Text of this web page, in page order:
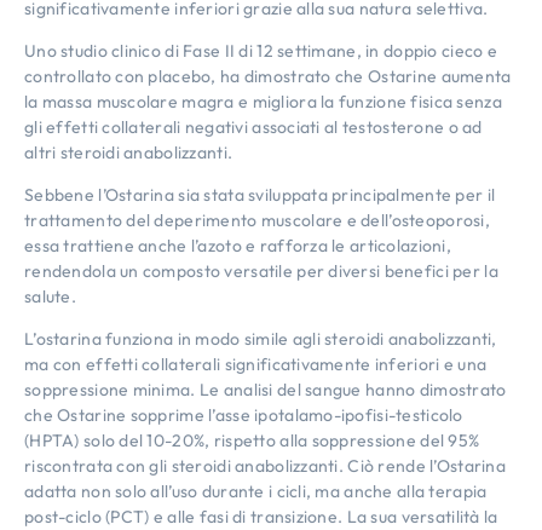
significativamente inferiori grazie alla sua natura selettiva.
Uno studio clinico di Fase II di 12 settimane, in doppio cieco e
controllato con placebo, ha dimostrato che Ostarine aumenta
la massa muscolare magra e migliora la funzione fisica senza
gli effetti collaterali negativi associati al testosterone o ad
altri steroidi anabolizzanti.
Sebbene l’Ostarina sia stata sviluppata principalmente per il
trattamento del deperimento muscolare e dell’osteoporosi,
essa trattiene anche l’azoto e rafforza le articolazioni,
rendendola un composto versatile per diversi benefici per la
salute.
L’ostarina funziona in modo simile agli steroidi anabolizzanti,
ma con effetti collaterali significativamente inferiori e una
soppressione minima. Le analisi del sangue hanno dimostrato
che Ostarine sopprime l’asse ipotalamo-ipofisi-testicolo
(HPTA) solo del 10-20%, rispetto alla soppressione del 95%
riscontrata con gli steroidi anabolizzanti. Ciò rende l’Ostarina
adatta non solo all’uso durante i cicli, ma anche alla terapia
post-ciclo (PCT) e alle fasi di transizione. La sua versatilità la